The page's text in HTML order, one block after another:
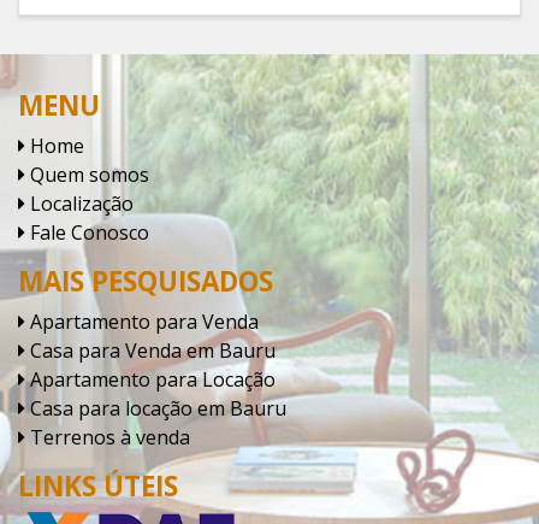
MENU
Home
Quem somos
Localização
Fale Conosco
MAIS PESQUISADOS
Apartamento para Venda
Casa para Venda em Bauru
Apartamento para Locação
Casa para locação em Bauru
Terrenos à venda
LINKS ÚTEIS